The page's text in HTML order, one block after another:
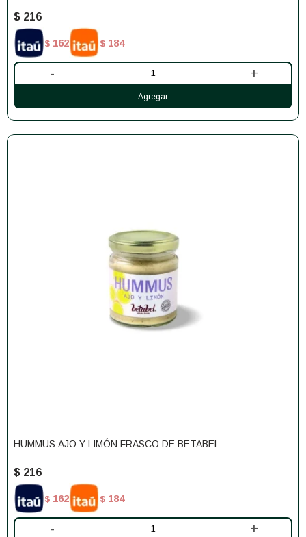
$ 216
$ 162 $ 184
- +
HUMMUS AJO Y LIMÓN FRASCO DE BETABEL
$ 216
$ 162 $ 184
- +